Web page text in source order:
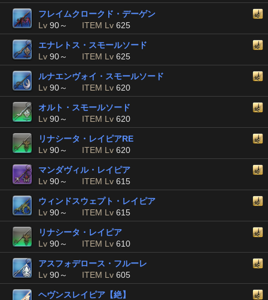
フレイムクロークド・デーゲン
Lv 90～ ITEM Lv 625
エナレトス・スモールソード
Lv 90～ ITEM Lv 625
ルナエンヴォイ・スモールソード
Lv 90～ ITEM Lv 620
オルト・スモールソード
Lv 90～ ITEM Lv 620
リナシータ・レイピアRE
Lv 90～ ITEM Lv 620
マンダヴィル・レイピア
Lv 90～ ITEM Lv 615
ウィンドスウェプト・レイピア
Lv 90～ ITEM Lv 615
リナシータ・レイピア
Lv 90～ ITEM Lv 610
アスフォデロース・フルーレ
Lv 90～ ITEM Lv 605
ヘヴンスレイピア【絶】